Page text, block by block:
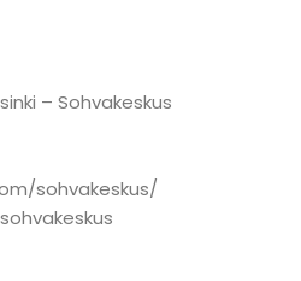
– Sohvakeskus
sohvakeskus/